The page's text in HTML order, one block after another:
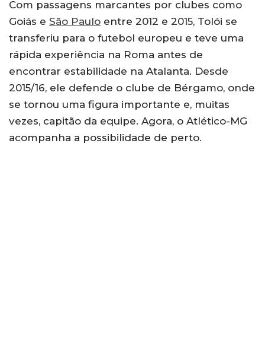
Com passagens marcantes por clubes como
Goiás e São Paulo entre 2012 e 2015, Tolói se
transferiu para o futebol europeu e teve uma
rápida experiência na Roma antes de
encontrar estabilidade na Atalanta. Desde
2015/16, ele defende o clube de Bérgamo, onde
se tornou uma figura importante e, muitas
vezes, capitão da equipe. Agora, o Atlético-MG
acompanha a possibilidade de perto.